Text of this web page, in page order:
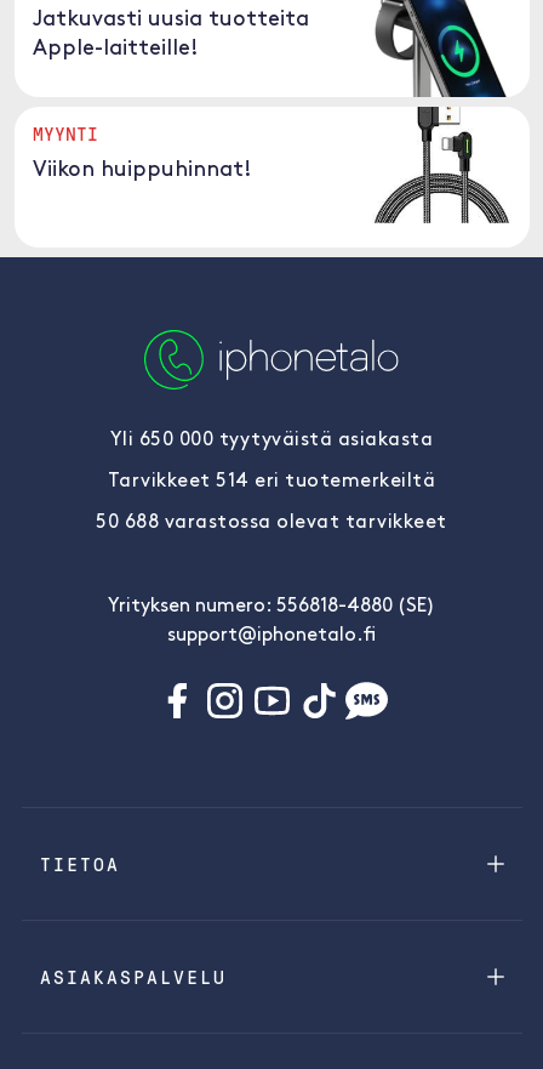
Jatkuvasti uusia tuotteita
Apple-laitteille!
MYYNTI
Viikon huippuhinnat!
Yli 650 000 tyytyväistä asiakasta
Tarvikkeet 514 eri tuotemerkeiltä
50 688 varastossa olevat tarvikkeet
Yrityksen numero: 556818-4880 (SE)
support@iphonetalo.fi
TIETOA
ASIAKASPALVELU